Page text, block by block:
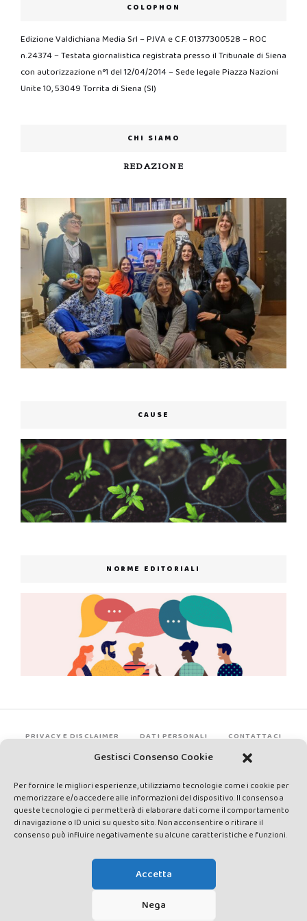
Gestisci Consenso Cookie
Per fornire le migliori esperienze, utilizziamo tecnologie come i cookie per
memorizzare e/o accedere alle informazioni del dispositivo. Il consenso a
queste tecnologie ci permetterà di elaborare dati come il comportamento
di navigazione o ID unici su questo sito. Non acconsentire o ritirare il
consenso può influire negativamente su alcune caratteristiche e funzioni.
Accetta
Nega
COLOPHON
Edizione Valdichiana Media Srl – P.IVA e C.F. 01377300528 – ROC
n.24374 – Testata giornalistica registrata presso il Tribunale di Siena
con autorizzazione n°1 del 12/04/2014 – Sede legale Piazza Nazioni
Unite 10, 53049 Torrita di Siena (SI)
CHI SIAMO
REDAZIONE
CAUSE
NORME EDITORIALI
PRIVACY E DISCLAIMER DATI PERSONALI CONTATTACI
rights reserved - Testata registrata presso il Tribunale di Siena con
autorizzazione n°1 del 12/04/2014 - Direttrice Responsabile: Chiara
Cacace - E-mail: direzione@lavaldichiana.it - Editore: Valdichiana
Media Srl – P.IVA e C.F. 01377300528 –